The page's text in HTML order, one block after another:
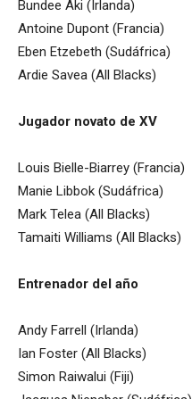
Bundee Aki (Irlanda)
Antoine Dupont (Francia)
Eben Etzebeth (Sudáfrica)
Ardie Savea (All Blacks)
Jugador novato de XV
Louis Bielle-Biarrey (Francia)
Manie Libbok (Sudáfrica)
Mark Telea (All Blacks)
Tamaiti Williams (All Blacks)
Entrenador del año
Andy Farrell (Irlanda)
Ian Foster (All Blacks)
Simon Raiwalui (Fiji)